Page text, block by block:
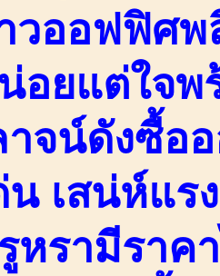
วออฟฟิศพ
อยแต่ใจพ
าจน์ดังซื้อ
น เสน่ห์แ
หรามีราค